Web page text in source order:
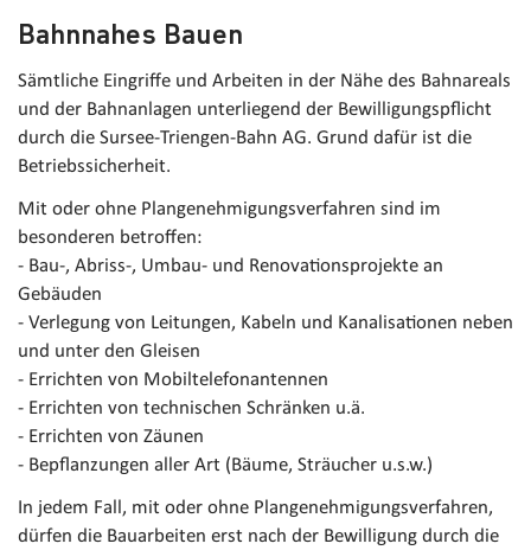
Bahnnahes Bauen
Sämtliche Eingriffe und Arbeiten in der Nähe des Bahnareals
und der Bahnanlagen unterliegend der Bewilligungspflicht
durch die Sursee-Triengen-Bahn AG. Grund dafür ist die
Betriebssicherheit.
Mit oder ohne Plangenehmigungsverfahren sind im
besonderen betroffen:
- Bau-, Abriss-, Umbau- und Renovationsprojekte an
Gebäuden
- Verlegung von Leitungen, Kabeln und Kanalisationen neben
und unter den Gleisen
- Errichten von Mobiltelefonantennen
- Errichten von technischen Schränken u.ä.
- Errichten von Zäunen
- Bepflanzungen aller Art (Bäume, Sträucher u.s.w.)
In jedem Fall, mit oder ohne Plangenehmigungsverfahren,
dürfen die Bauarbeiten erst nach der Bewilligung durch die